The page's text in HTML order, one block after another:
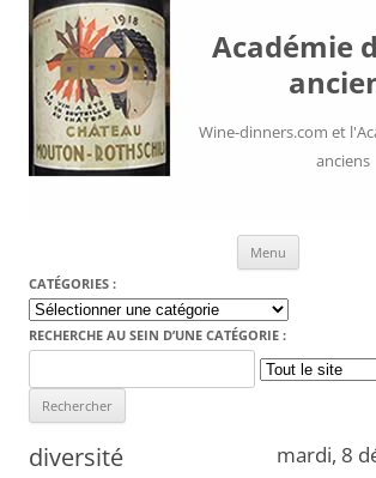
Académie
Wine-dinners.com et
anciens
Menu
CATÉGORIES :
Catégories
:
RECHERCHE AU SEIN D’UNE CATÉGORIE :
for:
diversité mardi, 8